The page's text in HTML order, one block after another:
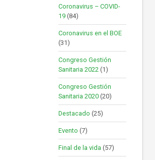
Coronavirus – COVID-
19 (84)
Coronavirus en el BOE
(31)
Congreso Gestión
Sanitaria 2022 (1)
Congreso Gestión
Sanitaria 2020 (20)
Destacado (25)
Evento (7)
Final de la vida (57)